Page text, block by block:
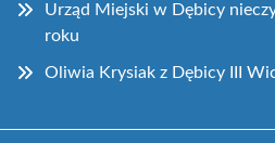
Urząd Miejski w Dębicy
roku
Oliwia Krysiak z Dębicy III